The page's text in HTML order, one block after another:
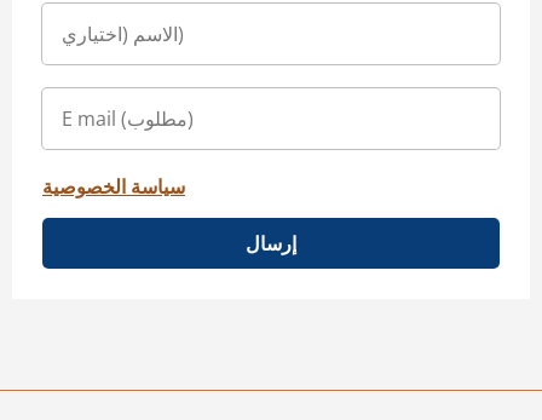
سياسة الخصوصية
إرسال